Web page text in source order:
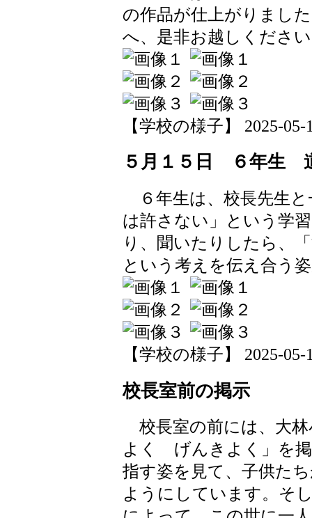
の作品が仕上がりまし
へ、是非お越しくださ
【学校の様子】 2025-05-
５月１５日 ６年生
６年生は、校長先生と
は許さない」という学
り、聞いたりしたら、
という考えを伝え合う
【学校の様子】 2025-05-
校長室前の掲示
校長室の前には、大
よく げんきよく」を
指す姿を見て、子供た
ようにしています。そ